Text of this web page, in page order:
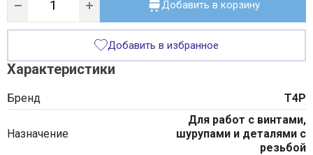
Добавить в корзину
Добавить в избранное
Характеристики
Бренд T4P
Назначение
Для работ с винтами,
шурупами и деталями с
резьбой